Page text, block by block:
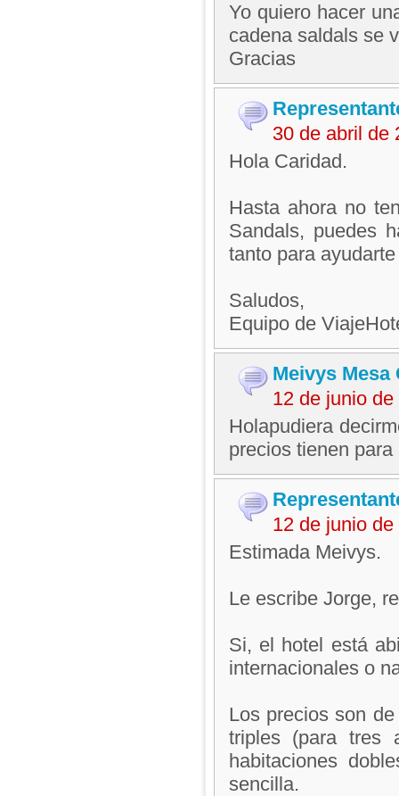
Yo quiero hacer
cadena saldals se
Gracias
30 de abril de
Hola Caridad.
Hasta ahora no
Sandals, puedes
tanto para
Saludos,
Equipo de
Meivys Mesa
12 de junio
Holapudiera
precios tienen
12 de junio
Estimada Meivys.
Le escribe Jorge,
Si, el hotel está
internacionales o
Los precios son
triples (para tres
habitaciones
sencilla.